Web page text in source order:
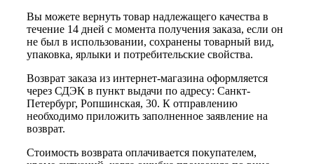
Вы можете вернуть товар надлежащего качества в
течение 14 дней с момента получения заказа, если он
не был в использовании, сохранены товарный вид,
упаковка, ярлыки и потребительские свойства.
Возврат заказа из интернет-магазина оформляется
через СДЭК в пункт выдачи по адресу: Санкт-
Петербург, Ропшинская, 30. К отправлению
необходимо приложить заполненное заявление на
возврат.
Стоимость возврата оплачивается покупателем,